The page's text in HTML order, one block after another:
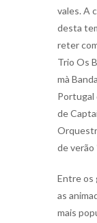
vales. A
desta
reter
Trio Os
mà
Portugal
de
de verão
Entre os
as
mais